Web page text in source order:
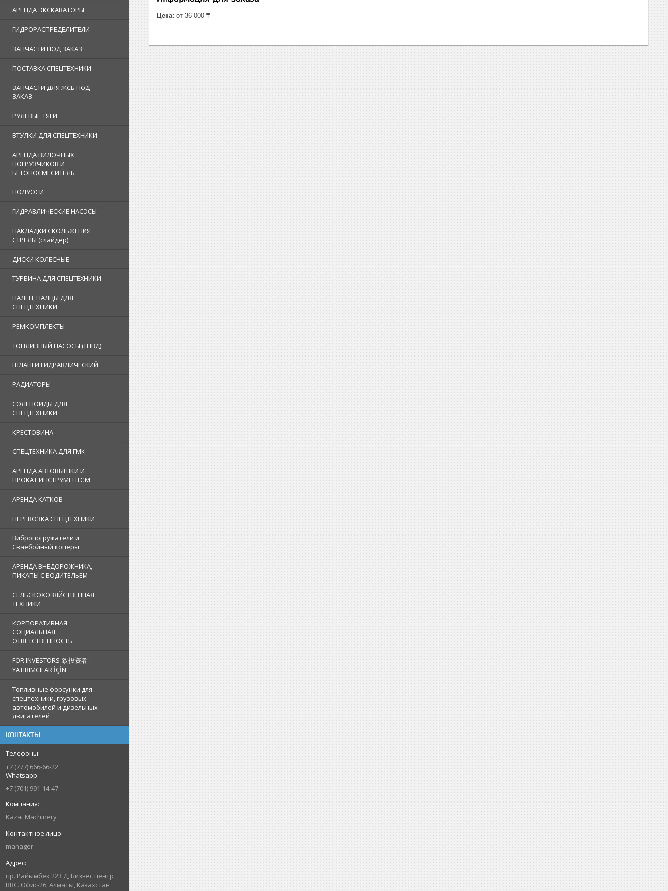
АРЕНДА ЭКСКАВАТОРЫ
ГИДРОРАСПРЕДЕЛИТЕЛИ
ЗАПЧАСТИ ПОД ЗАКАЗ
ПОСТАВКА СПЕЦТЕХНИКИ
ЗАПЧАСТИ ДЛЯ ЖСБ ПОД
ЗАКАЗ
РУЛЕВЫЕ ТЯГИ
ВТУЛКИ ДЛЯ СПЕЦТЕХНИКИ
АРЕНДА ВИЛОЧНЫХ
ПОГРУЗЧИКОВ И
БЕТОНОСМЕСИТЕЛЬ
ПОЛУОСИ
ГИДРАВЛИЧЕСКИЕ НАСОСЫ
НАКЛАДКИ СКОЛЬЖЕНИЯ
СТРЕЛЫ (слайдер)
ДИСКИ КОЛЕСНЫЕ
ТУРБИНА ДЛЯ СПЕЦТЕХНИКИ
ПАЛЕЦ, ПАЛЦЫ ДЛЯ
СПЕЦТЕХНИКИ
РЕМКОМПЛЕКТЫ
ТОПЛИВНЫЙ НАСОСЫ (ТНВД)
ШЛАНГИ ГИДРАВЛИЧЕСКИЙ
РАДИАТОРЫ
СОЛЕНОИДЫ ДЛЯ
СПЕЦТЕХНИКИ
КРЕСТОВИНА
СПЕЦТЕХНИКА ДЛЯ ГМК
АРЕНДА АВТОВЫШКИ И
ПРОКАТ ИНСТРУМЕНТОМ
АРЕНДА КАТКОВ
ПЕРЕВОЗКА СПЕЦТЕХНИКИ
Вибропогружатели и
Сваебойный коперы
АРЕНДА ВНЕДОРОЖНИКА,
ПИКАПЫ С ВОДИТЕЛЬЕМ
СЕЛЬСКОХОЗЯЙСТВЕННАЯ
ТЕХНИКИ
КОРПОРАТИВНАЯ
СОЦИАЛЬНАЯ
ОТВЕТСТВЕННОСТЬ
FOR INVESTORS-致投资者-
YATIRIMCILAR İÇİN
Топливные форсунки для
спецтехники, грузовых
автомобилей и дизельных
двигателей
КОНТАКТЫ
+7 (777) 666-66-22
Whatsapp
+7 (701) 991-14-47
Kazat Machinery
manager
пр. Райымбек 223 Д, Бизнес центр
RBC. Офис-26, Алматы, Казахстан
Цена: от 36 000 ₸